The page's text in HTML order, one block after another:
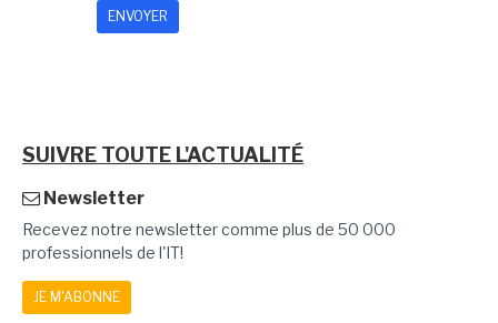
SUIVRE TOUTE L'ACTUALITÉ
Newsletter
Recevez notre newsletter comme plus de 50 000
professionnels de l'IT!
JE M'ABONNE